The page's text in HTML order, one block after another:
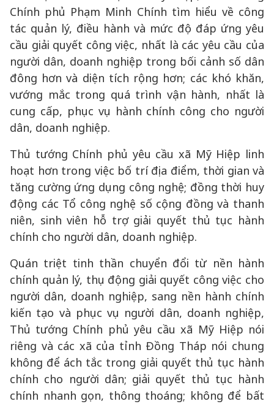
Chính phủ Phạm Minh Chính tìm hiểu về công
tác quản lý, điều hành và mức độ đáp ứng yêu
cầu giải quyết công việc, nhất là các yêu cầu của
người dân, doanh nghiệp trong bối cảnh số dân
đông hơn và diện tích rộng hơn; các khó khăn,
vướng mắc trong quá trình vận hành, nhất là
cung cấp, phục vụ hành chính công cho người
dân, doanh nghiệp.
Thủ tướng Chính phủ yêu cầu xã Mỹ Hiệp linh
hoạt hơn trong việc bố trí địa điểm, thời gian và
tăng cường ứng dụng công nghệ; đồng thời huy
động các Tổ công nghệ số cộng đồng và thanh
niên, sinh viên hỗ trợ giải quyết thủ tục hành
chính cho người dân, doanh nghiệp.
Quán triệt tinh thần chuyển đổi từ nền hành
chính quản lý, thụ động giải quyết công việc cho
người dân, doanh nghiệp, sang nền hành chính
kiến tạo và phục vụ người dân, doanh nghiệp,
Thủ tướng Chính phủ yêu cầu xã Mỹ Hiệp nói
riêng và các xã của tỉnh Đồng Tháp nói chung
không để ách tắc trong giải quyết thủ tục hành
chính cho người dân; giải quyết thủ tục hành
chính nhanh gọn, thông thoáng; không để bất